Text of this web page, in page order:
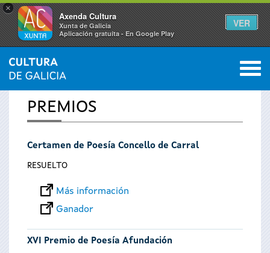
×
Axenda Cultura
Xunta de Galicia
Aplicación gratuíta - En Google Play
VER
Se
encuentra
usted
INICIO 0
PREMIOS
Certamen de Poesía Concello de Carral
RESUELTO
Más información
Ganador
XVI Premio de Poesía Afundación